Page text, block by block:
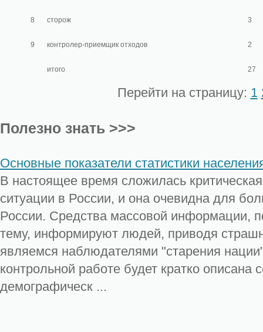
8 сторож 3
9 контролер-приемщик отходов 2
итого 27
Перейти на страницу: 1
Полезно знать >>>
Основные показатели статистики
В настоящее время сложилась
ситуации в России, и она очевидна для
России. Средства массовой информации,
тему, информируют людей, приводя
являемся наблюдателями "старения
контрольной работе будет кратко описана
демографическ ...